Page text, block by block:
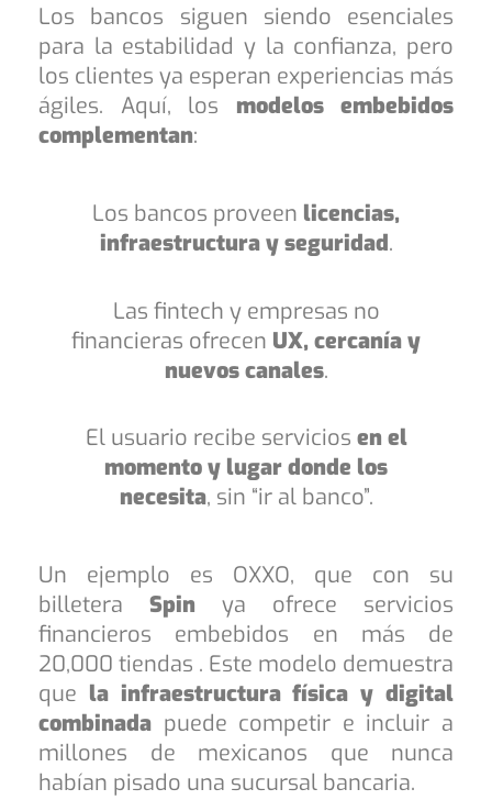
Los bancos siguen siendo esenciales
para la estabilidad y la confianza, pero
los clientes ya esperan experiencias más
ágiles. Aquí, los modelos embebidos
complementan:
Los bancos proveen licencias,
infraestructura y seguridad.
Las fintech y empresas no
financieras ofrecen UX, cercanía y
nuevos canales.
El usuario recibe servicios en el
momento y lugar donde los
necesita, sin “ir al banco”.
Un ejemplo es OXXO, que con su
billetera Spin ya ofrece servicios
financieros embebidos en más de
20,000 tiendas . Este modelo demuestra
que la infraestructura física y digital
combinada puede competir e incluir a
millones de mexicanos que nunca
habían pisado una sucursal bancaria.